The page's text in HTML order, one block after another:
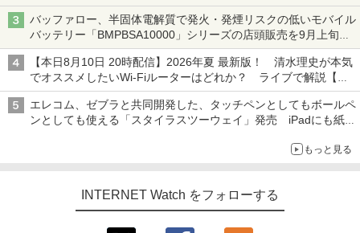
ち・ざ・ろーど！その14】【空いた時間でなにしてる？】
バッファロー、半固体電解質で発火・発煙リスクの低いモバイル
バッテリー「BMPBSA10000」シリーズの店頭販売を9月上旬に
開始
【本日8月10日 20時配信】2026年夏 最新版！ 清水理史が本気
でオススメしたいWi-Fiルーターはどれか？ ライブで解説【清
水理史の「イニシャルB」チャンネル】
エレコム、ゼブラと共同開発した、タッチペンとしてもボールペ
ンとしても使える「スタイラスツーウェイ」発売 iPadにも紙に
もっと見る
INTERNET Watch をフォローする